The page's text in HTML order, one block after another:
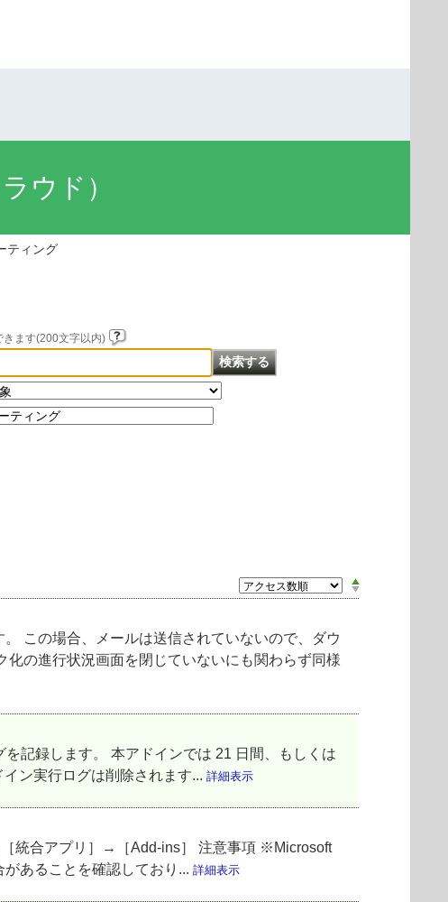
ウド）
ティング
きます(200文字以内)
この場合、メールは送信されていないので、ダウ
の進行状況画面を閉じていないにも関わらず同様
記録します。 本アドインでは 21 日間、もしくは
ン実行ログは削除されます... 詳細表示
統合アプリ］→［Add-ins］ 注意事項 ※Microsoft
あることを確認しており... 詳細表示